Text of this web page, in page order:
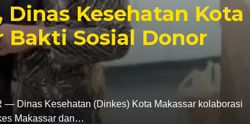
ke Parlemen,
Mahendrajaya
Pimpinan DPRD Wajo
hangat dan penuh kekeluargaan mewarnai ruang